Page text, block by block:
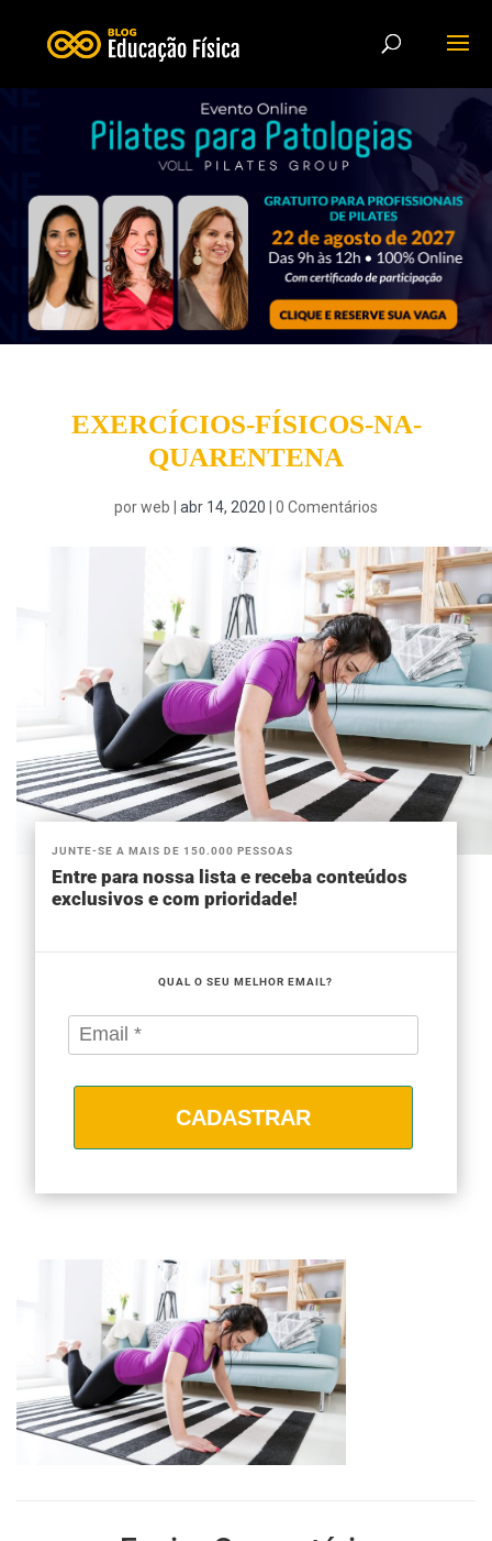
EXERCÍCIOS-FÍSICOS-NA-
QUARENTENA
porweb abr 14, 2020 0 Comentários
JUNTE-SE A MAIS DE 150.000 PESSOAS
Entre para nossa lista e receba conteúdos
exclusivos e com prioridade!
QUAL O SEU MELHOR EMAIL?
CADASTRAR